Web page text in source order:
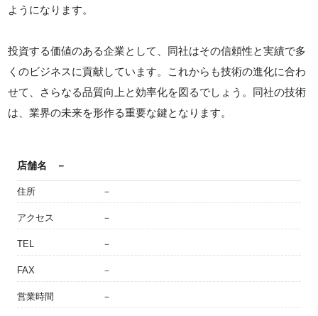
ようになります。
投資する価値のある企業として、同社はその信頼性と実績で多
くのビジネスに貢献しています。これからも技術の進化に合わ
せて、さらなる品質向上と効率化を図るでしょう。同社の技術
は、業界の未来を形作る重要な鍵となります。
店舗名 －
住所 －
アクセス －
TEL －
FAX －
営業時間 －